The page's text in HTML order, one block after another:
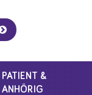
PATIENT &
ANHÖRIG